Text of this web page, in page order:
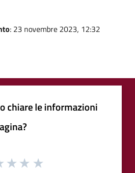
: 23 novembre 2023, 12:32
chiare le informazioni